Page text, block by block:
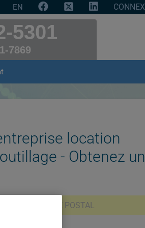
EN
5301
7869
location
- Obtenez